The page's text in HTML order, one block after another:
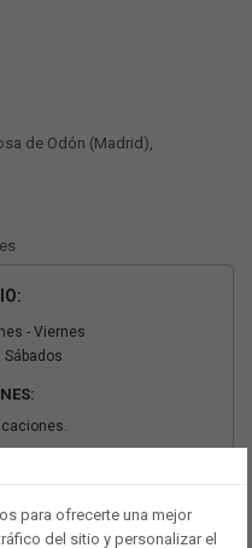
de Odón (Madrid),
- Viernes
Sábados
para ofrecerte una mejor
del sitio y personalizar el